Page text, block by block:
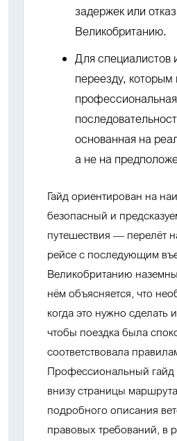
задержек или
Великобританию.
Для специалистов
переезду, которым
профессиональная
основанная на
а не на
Гайд ориентирован на
безопасный и
путешествия — перелёт
рейсе с последующим
Великобританию
нём объясняется, что
когда это нужно сделать
чтобы поездка была
соответствовала
Профессиональный гайд
внизу страницы маршрута
подробного описания
правовых требований, в